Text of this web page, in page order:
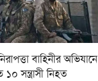
বাহিনীর অভিযানে
সন্ত্রাসী নিহত